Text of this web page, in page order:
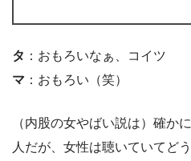
タ ：おもろいなぁ、コイツ
マ ：おもろい（笑）
（内股の女やばい説は）確か
人だが、女性は聴いていてど